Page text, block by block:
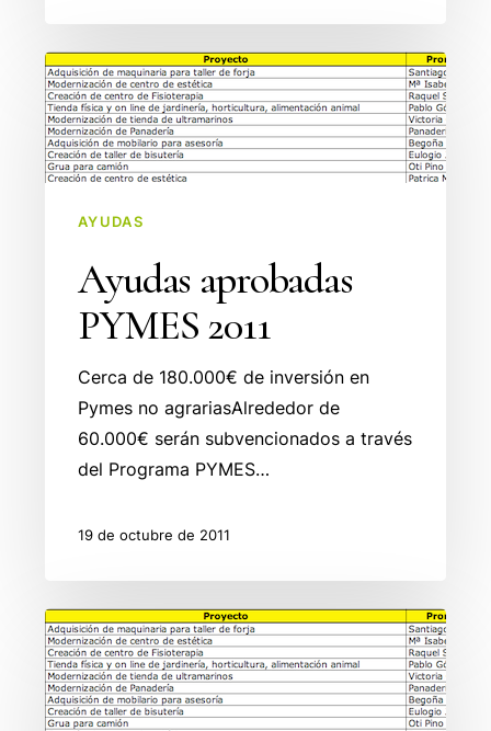
Ayudas
aprobadas
PYMES
2011
AYUDAS
Ayudas aprobadas
PYMES 2011
Cerca de 180.000€ de inversión en
Pymes no agrariasAlrededor de
60.000€ serán subvencionados a través
del Programa PYMES…
19 de octubre de 2011
Ayudas
aprobadas
PYMES
2011